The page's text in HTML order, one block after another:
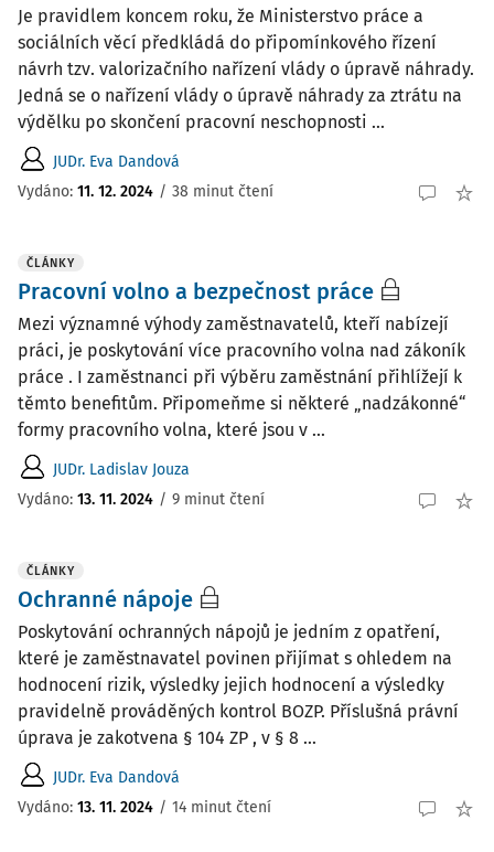
Je pravidlem koncem roku, že Ministerstvo práce a
sociálních věcí předkládá do připomínkového řízení
návrh tzv. valorizačního nařízení vlády o úpravě náhrady.
Jedná se o nařízení vlády o úpravě náhrady za ztrátu na
výdělku po skončení pracovní neschopnosti ...
JUDr. Eva Dandová
Vydáno: 11. 12. 2024 / 38 minut čtení
ČLÁNKY
Pracovní volno a bezpečnost práce
Mezi významné výhody zaměstnavatelů, kteří nabízejí
práci, je poskytování více pracovního volna nad zákoník
práce . I zaměstnanci při výběru zaměstnání přihlížejí k
těmto benefitům. Připomeňme si některé „nadzákonné“
formy pracovního volna, které jsou v ...
JUDr. Ladislav Jouza
Vydáno: 13. 11. 2024 / 9 minut čtení
ČLÁNKY
Ochranné nápoje
Poskytování ochranných nápojů je jedním z opatření,
které je zaměstnavatel povinen přijímat s ohledem na
hodnocení rizik, výsledky jejich hodnocení a výsledky
pravidelně prováděných kontrol BOZP. Příslušná právní
úprava je zakotvena § 104 ZP , v § 8 ...
JUDr. Eva Dandová
Vydáno: 13. 11. 2024 / 14 minut čtení